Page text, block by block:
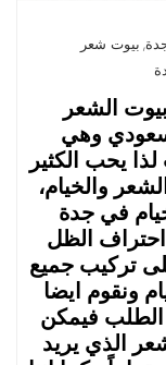
, بيوت شعر
الشعر
وهي
يحب الكثير
والخيام،
في جدة
الظل
تركيب جميع
ونقوم ايضا
فيمكن
الذي يريد